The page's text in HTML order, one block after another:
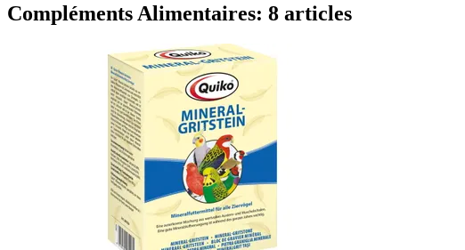
Compléments Alimentaires: 8 articles